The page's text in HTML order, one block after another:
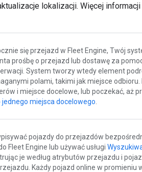
lokalizacji. Więcej
się przejazd w Fleet Engine, Twój
prośbę o przejazd lub dostawę za
System tworzy wtedy element
polami, takimi jak miejsce odbioru.
i miejsce docelowe, lub poczekać, aż
jednego miejsca docelowego
pojazdy do przejazdów
Fleet Engine lub używać usługi
je według atrybutów przejazdu i
Każdy pojazd online w